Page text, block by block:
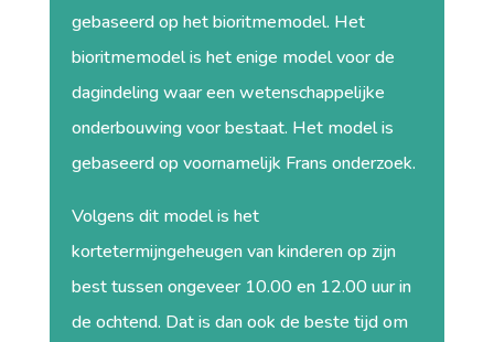
gebaseerd op het bioritmemodel. Het
bioritmemodel is het enige model voor de
dagindeling waar een wetenschappelijke
onderbouwing voor bestaat. Het model is
gebaseerd op voornamelijk Frans onderzoek.
Volgens dit model is het
kortetermijngeheugen van kinderen op zijn
best tussen ongeveer 10.00 en 12.00 uur in
de ochtend. Dat is dan ook de beste tijdom